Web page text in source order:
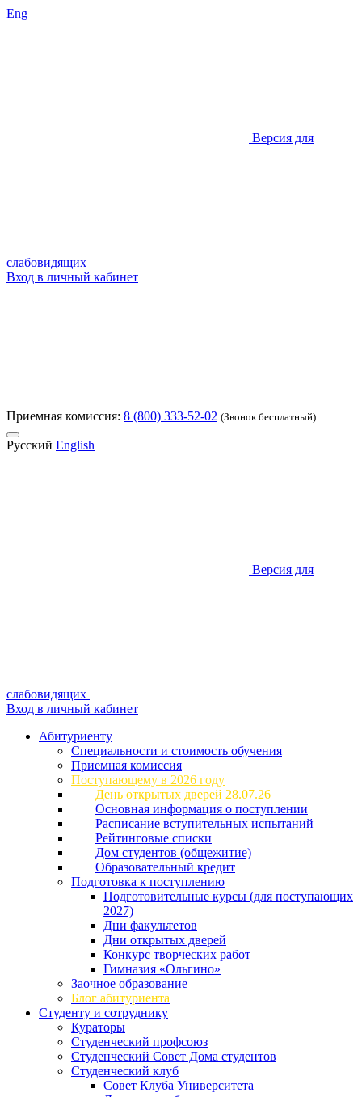
Eng
Версия для
слабовидящих
Вход в личный кабинет
Приемная комиссия: 8 (800) 333-52-02 (Звонок бесплатный)
Русский English
Версия для
слабовидящих
Вход в личный кабинет
Абитуриенту
Специальности и стоимость обучения
Приемная комиссия
Поступающему в 2026 году
День открытых дверей 28.07.26
Основная информация о поступлении
Расписание вступительных испытаний
Рейтинговые списки
Дом студентов (общежитие)
Образовательный кредит
Подготовка к поступлению
Подготовительные курсы (для поступающих
2027)
Дни факультетов
Дни открытых дверей
Конкурс творческих работ
Гимназия «Ольгино»
Заочное образование
Блог абитуриента
Студенту и сотруднику
Кураторы
Студенческий профсоюз
Студенческий Совет Дома студентов
Студенческий клуб
Совет Клуба Университета